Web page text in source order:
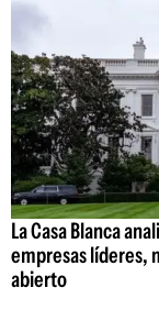
La Casa Blanca
empresas líderes,
abierto